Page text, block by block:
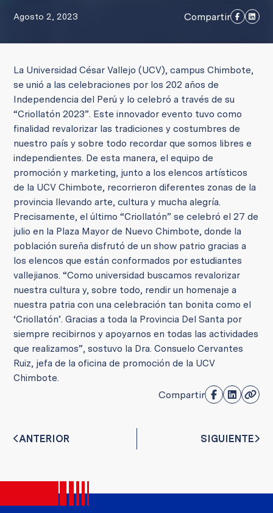
Agosto 2, 2023 Compartir
La Universidad César Vallejo (UCV), campus Chimbote,
se unió a las celebraciones por los 202 años de
Independencia del Perú y lo celebró a través de su
“Criollatón 2023”. Este innovador evento tuvo como
finalidad revalorizar las tradiciones y costumbres de
nuestro país y sobre todo recordar que somos libres e
independientes. De esta manera, el equipo de
promoción y marketing, junto a los elencos artísticos
de la UCV Chimbote, recorrieron diferentes zonas de la
provincia llevando arte, cultura y mucha alegría.
Precisamente, el último “Criollatón” se celebró el 27 de
julio en la Plaza Mayor de Nuevo Chimbote, donde la
población sureña disfrutó de un show patrio gracias a
los elencos que están conformados por estudiantes
vallejianos. “Como universidad buscamos revalorizar
nuestra cultura y, sobre todo, rendir un homenaje a
nuestra patria con una celebración tan bonita como el
‘Criollatón’. Gracias a toda la Provincia Del Santa por
siempre recibirnos y apoyarnos en todas las actividades
que realizamos”, sostuvo la Dra. Consuelo Cervantes
Ruiz, jefa de la oficina de promoción de la UCV
Chimbote.
Compartir
ANTERIOR SIGUIENTE